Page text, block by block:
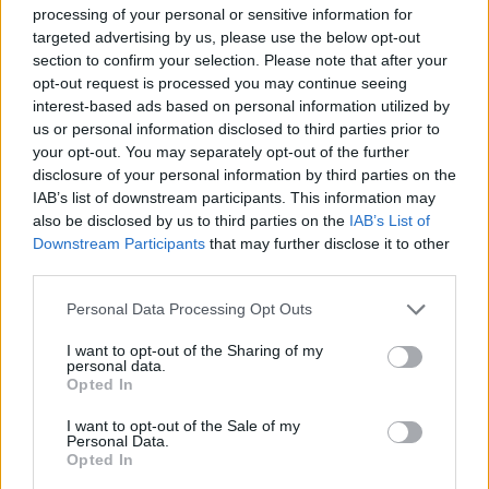
processing of your personal or sensitive information for
targeted advertising by us, please use the below opt-out
section to confirm your selection. Please note that after your
opt-out request is processed you may continue seeing
interest-based ads based on personal information utilized by
us or personal information disclosed to third parties prior to
your opt-out. You may separately opt-out of the further
disclosure of your personal information by third parties on the
IAB’s list of downstream participants. This information may
also be disclosed by us to third parties on the IAB’s List of
Downstream Participants that may further disclose it to other
Personal Data Processing Opt Outs
I want to opt-out of the Sharing of my
personal data.
Opted In
I want to opt-out of the Sale of my
Personal Data.
Opted In
legjobb középiskolák
középiskolai felvételi 2015
HVG középiskolai rangsor 2015
középiskolai rangsor 2015
Hozzászólások
Mi a baj a 8 osztályos általános iskolával, és mi jöhet
helyette?